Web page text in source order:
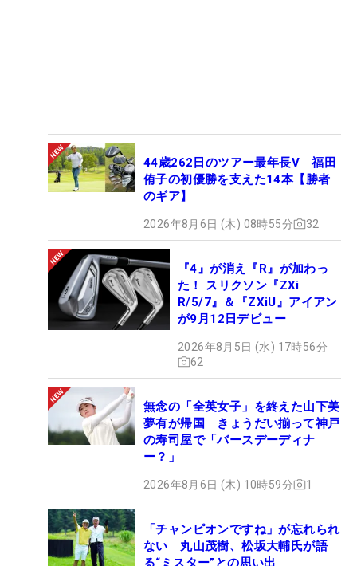
44歳262日のツアー最年長V 福田
侑子の初優勝を支えた14本【勝者
のギア】
2026年8月6日 (木) 08時55分 32
『4』が消え『R』が加わっ
た！ スリクソン『ZXi
R/5/7』＆『ZXiU』アイアン
が9月12日デビュー
2026年8月5日 (水) 17時56分
62
無念の「全英女子」を終えた山下美
夢有が帰国 きょうだい揃って神戸
の寿司屋で「バースデーディナ
ー？」
2026年8月6日 (木) 10時59分 1
「チャンピオンですね」が忘れられ
ない 丸山茂樹、松坂大輔氏が語
る“ミスター”との思い出